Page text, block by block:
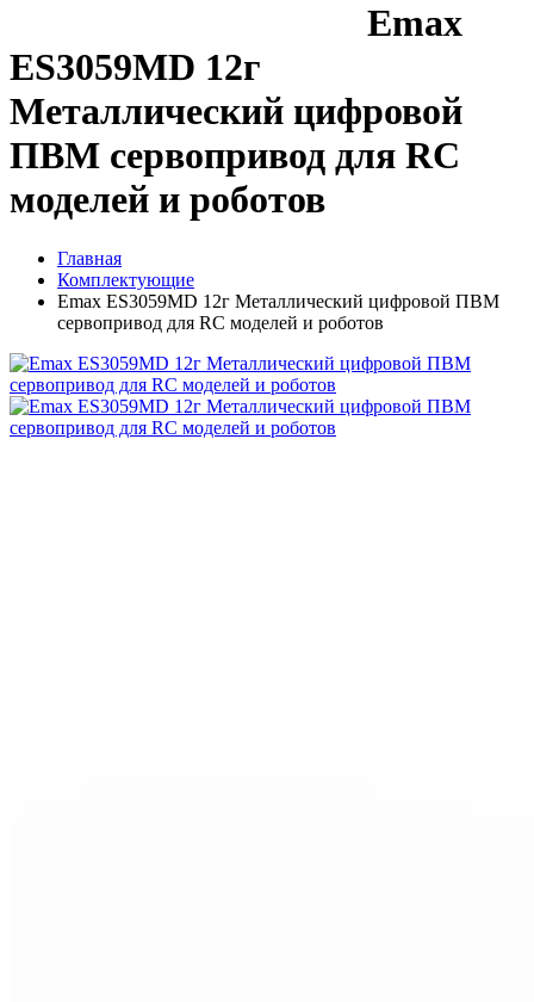
Emax
ES3059MD 12г
Металлический цифровой
ПВМ сервопривод для RC
моделей и роботов
Главная
Комплектующие
Emax ES3059MD 12г Металлический цифровой ПВМ
сервопривод для RC моделей и роботов